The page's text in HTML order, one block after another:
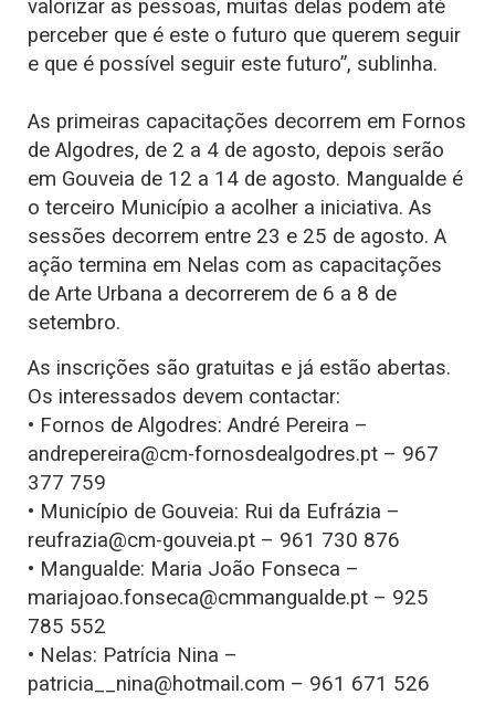
valorizar as pessoas, muitas delas podem até
perceber que é este o futuro que querem seguir
e que é possível seguir este futuro”, sublinha.
As primeiras capacitações decorrem em Fornos
de Algodres, de 2 a 4 de agosto, depois serão
em Gouveia de 12 a 14 de agosto. Mangualde é
o terceiro Município a acolher a iniciativa. As
sessões decorrem entre 23 e 25 de agosto. A
ação termina em Nelas com as capacitações
de Arte Urbana a decorrerem de 6 a 8 de
setembro.
As inscrições são gratuitas e já estão abertas.
Os interessados devem contactar:
• Fornos de Algodres: André Pereira –
andrepereira@cm-fornosdealgodres.pt – 967
377 759
• Município de Gouveia: Rui da Eufrázia –
reufrazia@cm-gouveia.pt – 961 730 876
• Mangualde: Maria João Fonseca –
mariajoao.fonseca@cmmangualde.pt – 925
785 552
• Nelas: Patrícia Nina –
patricia__nina@hotmail.com – 961 671 526